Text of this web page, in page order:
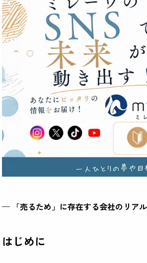
— 「売るため」に存在する会社のリア
はじめに